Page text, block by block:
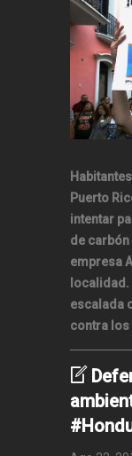
Puerto
intentar
de
empresa
localidad.
escalada
contra los